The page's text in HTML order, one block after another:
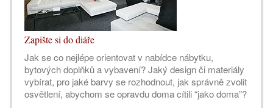
Zapište si do diáře
Jak se co nejlépe orientovat v nabídce nábytku,
bytových doplňků a vybavení? Jaký design či materiály
vybírat, pro jaké barvy se rozhodnout, jak správně zvolit
osvětlení, abychom se opravdu doma cítili “jako doma”?